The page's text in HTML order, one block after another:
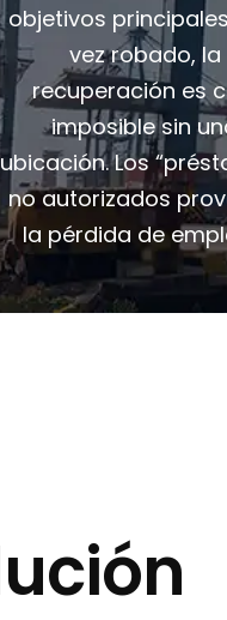
objetivos
vez robado, la
recuperación es
imposible sin
ubicación. Los
no autorizados
la pérdida de